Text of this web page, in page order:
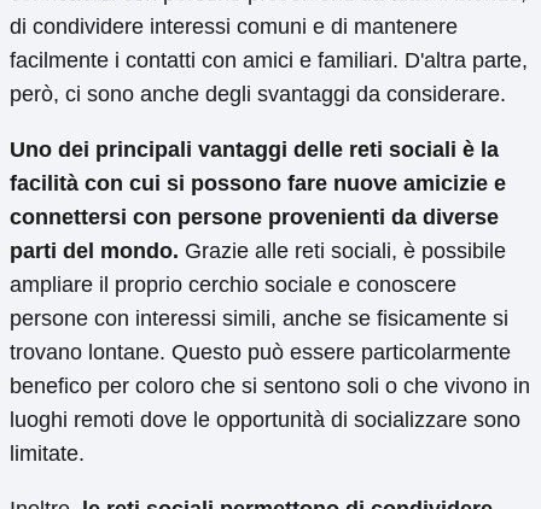
di condividere interessi comuni e di mantenere
facilmente i contatti con amici e familiari. D'altra parte,
però, ci sono anche degli svantaggi da considerare.
Uno dei principali vantaggi delle reti sociali è la
facilità con cui si possono fare nuove amicizie e
connettersi con persone provenienti da diverse
parti del mondo. Grazie alle reti sociali, è possibile
ampliare il proprio cerchio sociale e conoscere
persone con interessi simili, anche se fisicamente si
trovano lontane. Questo può essere particolarmente
benefico per coloro che si sentono soli o che vivono in
luoghi remoti dove le opportunità di socializzare sono
limitate.